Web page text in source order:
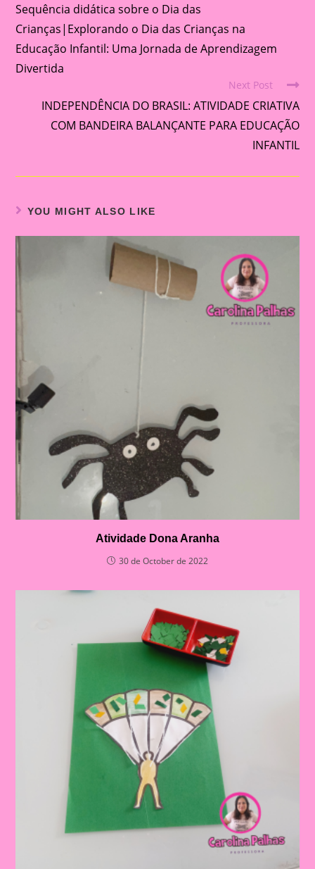
more
articles
Sequência didática sobre o Dia das
Crianças|Explorando o Dia das Crianças na
Educação Infantil: Uma Jornada de Aprendizagem
Divertida
Next Post
INDEPENDÊNCIA DO BRASIL: ATIVIDADE CRIATIVA
COM BANDEIRA BALANÇANTE PARA EDUCAÇÃO
INFANTIL
YOU MIGHT ALSO LIKE
Atividade Dona Aranha
30 de October de 2022